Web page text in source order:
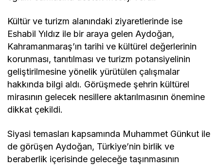
Kültür ve turizm alanındaki ziyaretlerinde ise
Eshabil Yıldız ile bir araya gelen Aydoğan,
Kahramanmaraş’ın tarihi ve kültürel değerlerinin
korunması, tanıtılması ve turizm potansiyelinin
geliştirilmesine yönelik yürütülen çalışmalar
hakkında bilgi aldı. Görüşmede şehrin kültürel
mirasının gelecek nesillere aktarılmasının önemine
dikkat çekildi.
Siyasi temasları kapsamında Muhammet Günkut ile
de görüşen Aydoğan, Türkiye’nin birlik ve
beraberlik içerisinde geleceğe taşınmasının